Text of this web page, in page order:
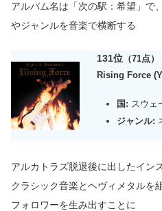
アルバム名は 「次の駅：希望」
やジャンルを音楽で横断する
131位 （71点）
Rising Force
国: スウェ
ジャンル:
アルカトラズ脱退後に出したイン
クラシック音楽とヘヴィメタルを
フォロワーを生み出すことに